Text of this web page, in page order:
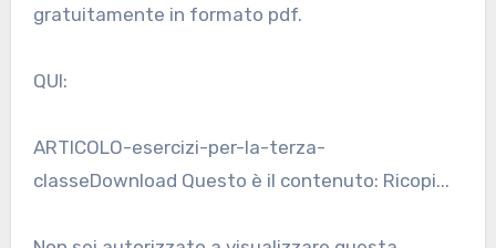
gratuitamente in formato pdf.
QUI:
ARTICOLO-esercizi-per-la-terza-
classeDownload Questo è il contenuto: Ricopi...